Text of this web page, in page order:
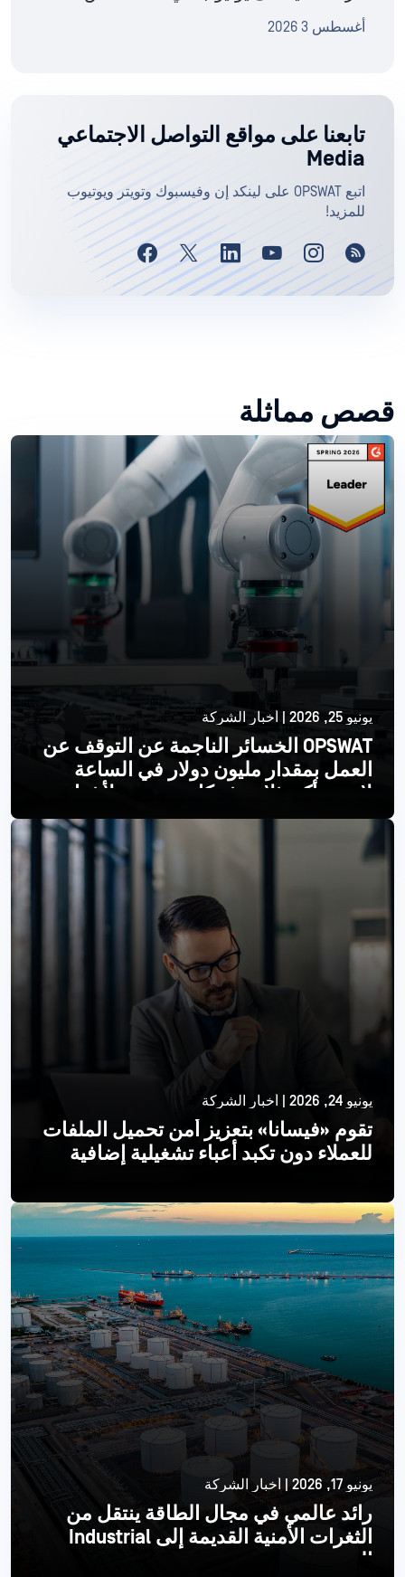
أغسطس 3 2026
تابعنا على مواقع التواصل الاجتماعي
Media
اتبع OPSWAT على لينكد إن وفيسبوك وتويتر ويوتيوب
للمزيد!
قصص مماثلة
يونيو 25, 2026 | أخبار الشركة
OPSWAT الخسائر الناجمة عن التوقف عن
العمل بمقدار مليون دولار في الساعة
لإحدى أكبر ثلاث شركات مصنعة لأشباه
الموصلات
اقرأ أكثر
يونيو 24, 2026 | أخبار الشركة
تقوم «فيسانا» بتعزيز أمن تحميل الملفات
للعملاء دون تكبد أعباء تشغيلية إضافية
اقرأ أكثر
يونيو 17, 2026 | أخبار الشركة
رائد عالمي في مجال الطاقة ينتقل من
الثغرات الأمنية القديمة إلى Industrial
الحديث